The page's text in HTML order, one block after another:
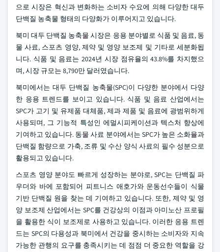
으로 시장은 혁신과 변화하는 소비자 수요에 의해 다양한 대두
단백질 농축물 형태의 다양화가 이루어지고 있습니다.
북미 대두 단백질 농축물 시장은 응용 분야별로 식품 및 음료, 동
물 사료, 스포츠 영양, 제약 및 영양 보조제 및 기타로 세분화됩
니다. 식품 및 음료는 2024년 시장 점유율의 43.8%를 차지했으
며, 시장 규모는 8,790만 달러였습니다.
북미에서는 대두 단백질 농축물(SPC)이 다양한 분야에서 다양
한 응용 트렌드를 보이고 있습니다. 식품 및 음료 산업에서는
SPC가 고기 및 유제품 대체품, 제과 제품 및 음료에 광범위하게
사용되며, 그 기능적 특성인 에멀시피케이션과 텍스처 향상에
기여하고 있습니다. 동물 사료 분야에서는 SPC가 높은 소화율과
단백질 함량으로 가축, 조류 및 수산 양식 사료의 필수 성분으로
활용되고 있습니다.
스포츠 영양 분야도 빠르게 성장하는 분야로, SPC는 단백질 파
우더와 바에 포함되어 피트니스 애호가와 운동선수들이 식물
기반 단백질 원을 찾는 데 기여하고 있습니다. 또한, 제약 및 영
양 보조제 산업에서는 SPC를 건강상의 이점과 아미노산 프로필
을 활용한 식이 보조제로 사용하고 있습니다. 이러한 응용 트렌
드는 SPC의 다용성과 북미에서 건강을 중시하는 소비자와 지속
가능한 관행의 요구를 충족시키는 데 점점 더 중요한 역할을 강